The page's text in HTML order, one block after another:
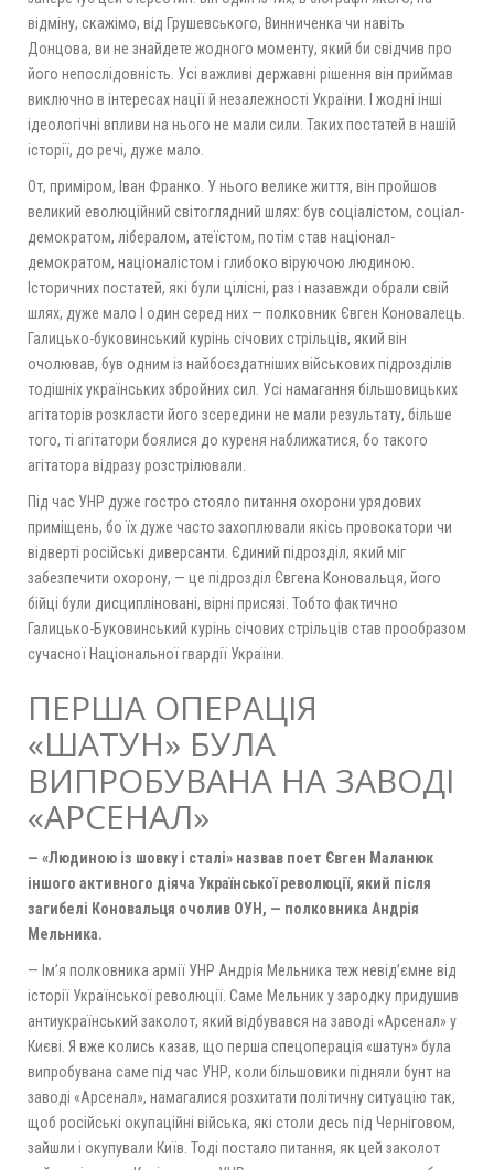
відміну, скажімо, від Грушевського, Винниченка чи навіть
Донцова, ви не знайдете жодного моменту, який би свідчив про
його непослідовність. Усі важливі державні рішення він приймав
виключно в інтересах нації й незалежності України. І жодні інші
ідеологічні впливи на нього не мали сили. Таких постатей в нашій
історії, до речі, дуже мало.
От, приміром, Іван Франко. У нього велике життя, він пройшов
великий еволюційний світоглядний шлях: був соціалістом, соціал-
демократом, лібералом, атеїстом, потім став націонал-
демократом, націоналістом і глибоко віруючою людиною.
Історичних постатей, які були цілісні, раз і назавжди обрали свій
шлях, дуже мало І один серед них — полковник Євген Коновалець.
Галицько-буковинський курінь січових стрільців, який він
очолював, був одним із найбоєздатніших військових підрозділів
тодішніх українських збройних сил. Усі намагання більшовицьких
агітаторів розкласти його зсередини не мали результату, більше
того, ті агітатори боялися до куреня наближатися, бо такого
агітатора відразу розстрілювали.
Під час УНР дуже гостро стояло питання охорони урядових
приміщень, бо їх дуже часто захоплювали якісь провокатори чи
відверті російські диверсанти. Єдиний підрозділ, який міг
забезпечити охорону, — це підрозділ Євгена Коновальця, його
бійці були дисципліновані, вірні присязі. Тобто фактично
Галицько-Буковинський курінь січових стрільців став прообразом
сучасної Національної гвардії України.
ПЕРША ОПЕРАЦІЯ
«ШАТУН» БУЛА
ВИПРОБУВАНА НА ЗАВОДІ
«АРСЕНАЛ»
— «Людиною із шовку і сталі» назвав поет Євген Маланюк
іншого активного діяча Української революції, який після
загибелі Коновальця очолив ОУН, — полковника Андрія
Мельника.
— Ім’я полковника армії УНР Андрія Мельника теж невід’ємне від
історії Української революції. Саме Мельник у зародку придушив
антиукраїнський заколот, який відбувався на заводі «Арсенал» у
Києві. Я вже колись казав, що перша спецоперація «шатун» була
випробувана саме під час УНР, коли більшовики підняли бунт на
заводі «Арсенал», намагалися розхитати політичну ситуацію так,
щоб російські окупаційні війська, які столи десь під Черніговом,
зайшли і окупували Київ. Тоді постало питання, як цей заколот